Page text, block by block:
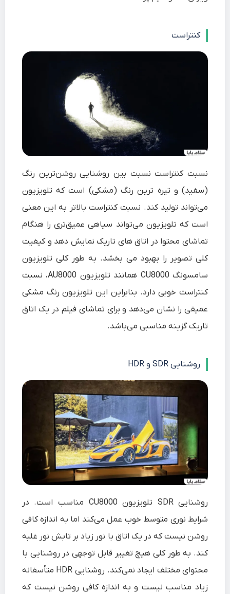
کنتراست
نسبت کنتراست نسبت بین روشنایی روشن‌ترین رنگ
(سفید) و تیره ترین رنگ (مشکی) است که تلویزیون
می‌تواند تولید کند. نسبت کنتراست بالاتر به این معنی
است که تلویزیون می‌تواند سیاهی عمیق‌تری را هنگام
تماشای محتوا در اتاق های تاریک نمایش دهد و کیفیت
کلی تصویر را بهبود می بخشد. به طور کلی تلویزیون
سامسونگ CU8000 همانند تلویزیون AU8000، نسبت
کنتراست خوبی دارد. بنابراین این تلویزیون رنگ مشکی
عمیقی را نشان می‌دهد و برای تماشای فیلم در یک اتاق
تاریک گزینه مناسبی می‌باشد.
روشنایی SDR و HDR
روشنایی SDR تلویزیون CU8000 مناسب است. در
شرایط نوری متوسط خوب عمل می‌کند اما به اندازه کافی
روشن نیست که در یک اتاق با نور زیاد بر تابش نور غلبه
کند. به طور کلی هیچ تغییر قابل توجهی در روشنایی با
محتوای مختلف ایجاد نمی‌کند. روشنایی HDR متأسفانه
زیاد مناسب نیست و به اندازه کافی روشن نیست که